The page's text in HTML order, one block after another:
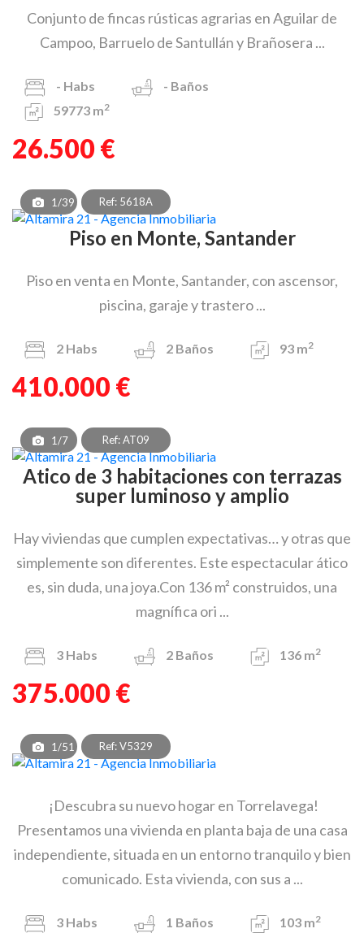
Conjunto de fincas rústicas agrarias en Aguilar de
Campoo, Barruelo de Santullán y Brañosera ...
- Habs - Baños
59773 m2
26.500 €
1/39 Ref: 5618A
Piso en Monte, Santander
Piso en venta en Monte, Santander, con ascensor,
piscina, garaje y trastero ...
2 Habs 2 Baños 93 m2
410.000 €
1/7 Ref: AT09
Atico de 3 habitaciones con terrazas
super luminoso y amplio
Hay viviendas que cumplen expectativas… y otras que
simplemente son diferentes. Este espectacular ático
es, sin duda, una joya.Con 136 m² construidos, una
magnífica ori ...
3 Habs 2 Baños 136 m2
375.000 €
1/51 Ref: V5329
¡Descubra su nuevo hogar en Torrelavega!
Presentamos una vivienda en planta baja de una casa
independiente, situada en un entorno tranquilo y bien
comunicado. Esta vivienda, con sus a ...
3 Habs 1 Baños 103 m2